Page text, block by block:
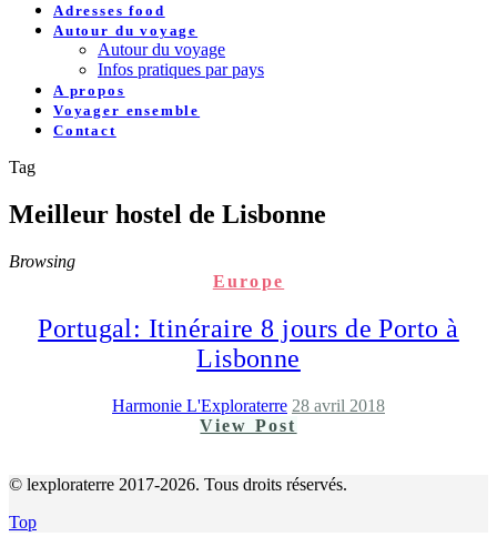
Adresses food
Autour du voyage
Autour du voyage
Infos pratiques par pays
A propos
Voyager ensemble
Contact
Tag
Meilleur hostel de Lisbonne
Browsing
Europe
Portugal: Itinéraire 8 jours de Porto à
Lisbonne
Harmonie L'Exploraterre 28 avril 2018
View Post
© lexploraterre 2017-2026. Tous droits réservés.
Top